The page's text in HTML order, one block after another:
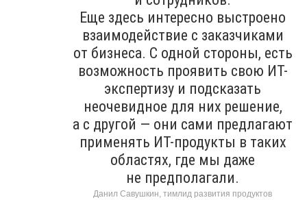
Еще здесь интересно выстроено
взаимодействие с заказчиками
от бизнеса. С одной стороны, есть
возможность проявить свою ИТ-
экспертизу и подсказать
неочевидное для них решение,
а с другой — они сами предлагают
применять ИТ-продукты в таких
областях, где мы даже
не предполагали.
Данил Савушкин, тимлид развития продуктов